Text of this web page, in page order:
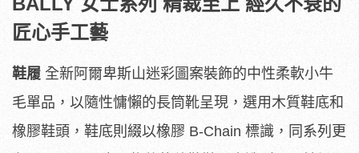
匠心手工藝
鞋履 全新阿爾卑斯山迷彩圖案裝飾的中性柔軟小牛
毛單品，以隨性慵懶的長筒靴呈現，選用木質鞋底和
橡膠鞋頭，鞋底則綴以橡膠 B-Chain 標識，同系列更